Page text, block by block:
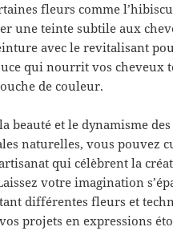
fleurs comme
une teinte subtile aux
avec le revitalisant
qui nourrit vos cheveux
de couleur.
beauté et le dynamisme des
naturelles, vous pouvez
qui célèbrent la
votre imagination
différentes fleurs et
projets en expressions